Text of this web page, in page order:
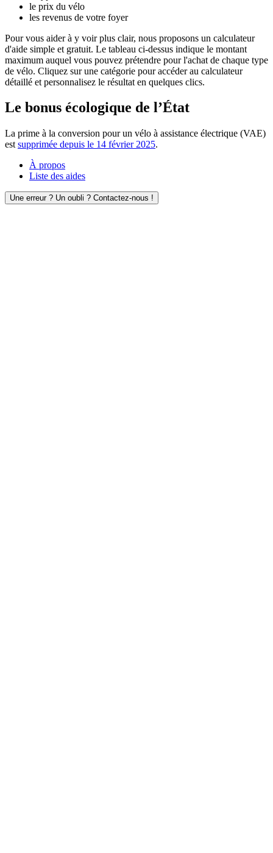
le prix du vélo
les revenus de votre foyer
Pour vous aider à y voir plus clair, nous proposons un calculateur
d'aide simple et gratuit. Le tableau ci-dessus indique le montant
maximum auquel vous pouvez prétendre pour l'achat de chaque type
de vélo. Cliquez sur une catégorie pour accéder au calculateur
détaillé et personnalisez le résultat en quelques clics.
Le bonus écologique de l’État
La prime à la conversion pour un vélo à assistance électrique (VAE)
est supprimée depuis le 14 février 2025.
À propos
Liste des aides
Une erreur ? Un oubli ? Contactez-nous !